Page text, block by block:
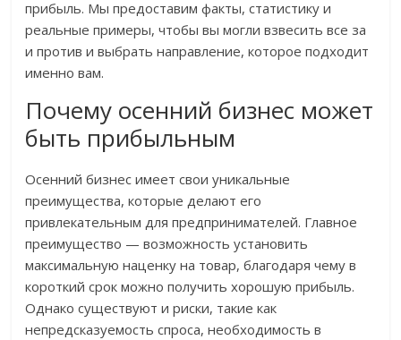
прибыль. Мы предоставим факты, статистику и
реальные примеры, чтобы вы могли взвесить все за
и против и выбрать направление, которое подходит
именно вам.
Почему осенний бизнес может
быть прибыльным
Осенний бизнес имеет свои уникальные
преимущества, которые делают его
привлекательным для предпринимателей. Главное
преимущество — возможность установить
максимальную наценку на товар, благодаря чему в
короткий срок можно получить хорошую прибыль.
Однако существуют и риски, такие как
непредсказуемость спроса, необходимость в